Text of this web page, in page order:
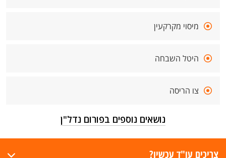
מיסוי מקרקעין
היטל השבחה
צו הריסה
נושאים נוספים בפורום נדל"ן
צריכים עו"ד עכשיו?